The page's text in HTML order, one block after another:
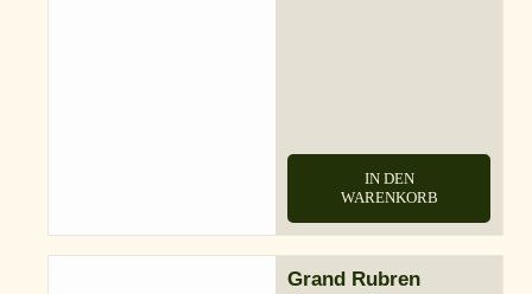
IN DEN
WARENKORB
Grand Rubren